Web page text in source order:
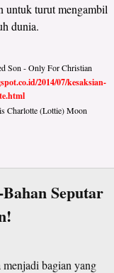
untuk turut mengambil
dunia.
Son - Only For Christian
2014/07/kesaksian-
Charlotte (Lottie) Moon
Seputar
menjadi bagian yang